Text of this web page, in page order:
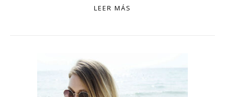
LEER MÁS